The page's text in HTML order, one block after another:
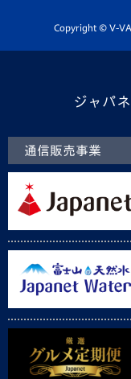
ホームタウン活動
Copyright © V-
ジャパ
通信販売事業